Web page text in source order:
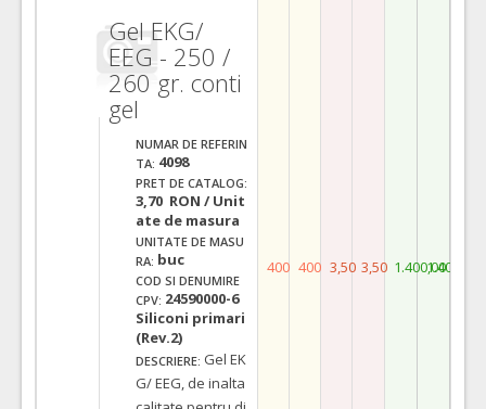
Gel EKG/
EEG - 250 /
260 gr. conti
gel
NUMAR DE REFERIN
TA: 4098
PRET DE CATALOG:
3,70 RON / Unit
ate de masura
UNITATE DE MASU
RA: buc
COD SI DENUMIRE
CPV: 24590000-6
Siliconi primari
(Rev.2)
DESCRIERE: Gel EK
G/ EEG, de inalta
400 400 3,50 3,50 1.400,001.400,00